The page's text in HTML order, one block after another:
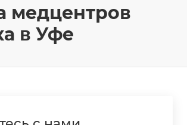
медцентров
в Уфе